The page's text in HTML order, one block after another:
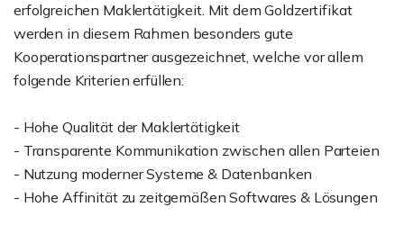
erfolgreichen Maklertätigkeit. Mit dem Goldzertifikat
werden in diesem Rahmen besonders gute
Kooperationspartner ausgezeichnet, welche vor allem
folgende Kriterien erfüllen:
- Hohe Qualität der Maklertätigkeit
- Transparente Kommunikation zwischen allen Parteien
- Nutzung moderner Systeme & Datenbanken
- Hohe Affinität zu zeitgemäßen Softwares & Lösungen